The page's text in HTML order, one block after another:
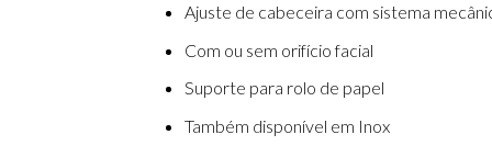
Ajuste de cabeceira com sistema
Com ou sem orifício facial
Suporte para rolo de papel
Também disponível em Inox